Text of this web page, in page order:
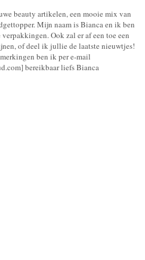
beauty artikelen, een mooie mix van
Mijn naam is Bianca en ik ben
Ook zal er af een toe een
of deel ik jullie de laatste nieuwtjes!
ben ik per e-mail
bereikbaar liefs Bianca